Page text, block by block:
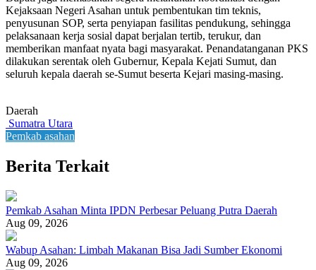
Kejaksaan Negeri Asahan untuk pembentukan tim teknis,
penyusunan SOP, serta penyiapan fasilitas pendukung, sehingga
pelaksanaan kerja sosial dapat berjalan tertib, terukur, dan
memberikan manfaat nyata bagi masyarakat. Penandatanganan PKS
dilakukan serentak oleh Gubernur, Kepala Kejati Sumut, dan
seluruh kepala daerah se-Sumut beserta Kejari masing-masing.
Daerah
Sumatra Utara
Pemkab asahan
Berita Terkait
Pemkab Asahan Minta IPDN Perbesar Peluang Putra Daerah
Aug 09, 2026
Wabup Asahan: Limbah Makanan Bisa Jadi Sumber Ekonomi
Aug 09, 2026